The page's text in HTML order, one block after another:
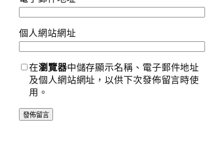
個人網站網址
在瀏覽器中儲存顯示名稱、電子郵件地址
及個人網站網址，以供下次發佈留言時使
用。